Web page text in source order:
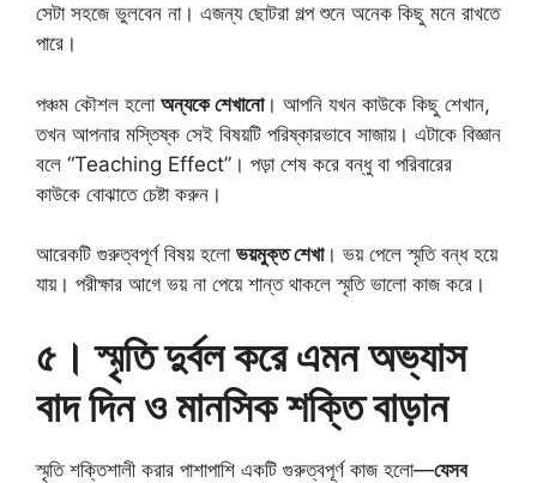
সেটা সহজে ভুলবেন না। এজন্য ছোটরা গল্প শুনে অনেক কিছু মনে রাখতে
পারে।
পঞ্চম কৌশল হলো অন্যকে শেখানো। আপনি যখন কাউকে কিছু শেখান,
তখন আপনার মস্তিষ্ক সেই বিষয়টি পরিষ্কারভাবে সাজায়। এটাকে বিজ্ঞান
বলে “Teaching Effect”। পড়া শেষ করে বন্ধু বা পরিবারের
কাউকে বোঝাতে চেষ্টা করুন।
আরেকটি গুরুত্বপূর্ণ বিষয় হলো ভয়মুক্ত শেখা। ভয় পেলে স্মৃতি বন্ধ হয়ে
যায়। পরীক্ষার আগে ভয় না পেয়ে শান্ত থাকলে স্মৃতি ভালো কাজ করে।
৫। স্মৃতি দুর্বল করে এমন অভ্যাস
বাদ দিন ও মানসিক শক্তি বাড়ান
স্মৃতি শক্তিশালী করার পাশাপাশি একটি গুরুত্বপূর্ণ কাজ হলো—যেসব